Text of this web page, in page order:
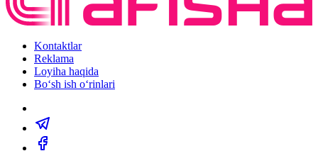
Kontaktlar
Reklama
Loyiha haqida
Bo‘sh ish o‘rinlari